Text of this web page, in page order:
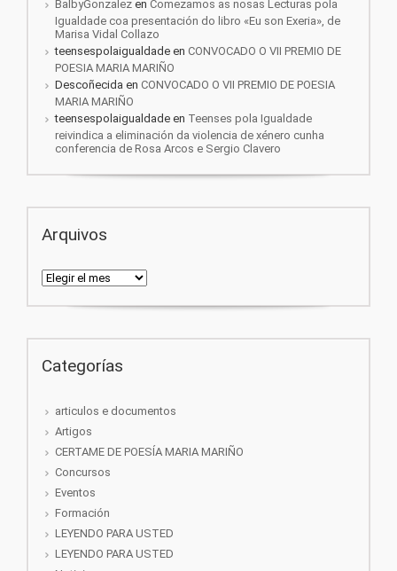
BalbyGonzalez en Comezamos as nosas Lecturas pola
Igualdade coa presentación do libro «Eu son Exeria», de
Marisa Vidal Collazo
teensespolaigualdade en CONVOCADO O VII PREMIO DE
POESIA MARIA MARIÑO
Descoñecida en CONVOCADO O VII PREMIO DE POESIA
MARIA MARIÑO
teensespolaigualdade en Teenses pola Igualdade
reivindica a eliminación da violencia de xénero cunha
conferencia de Rosa Arcos e Sergio Clavero
Arquivos
Arquivos
Categorías
articulos e documentos
Artigos
CERTAME DE POESÍA MARIA MARIÑO
Concursos
Eventos
Formación
LEYENDO PARA USTED
LEYENDO PARA USTED